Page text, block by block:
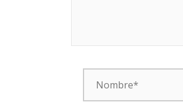
Nombre*